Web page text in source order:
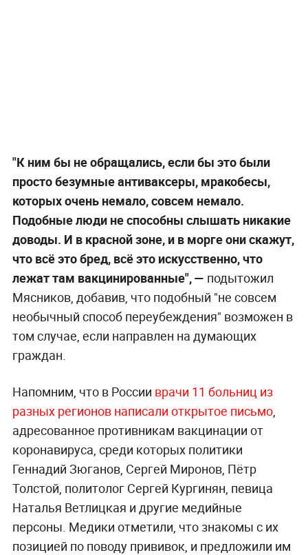
"К ним бы не обращались, если бы это были
просто безумные антиваксеры, мракобесы,
которых очень немало, совсем немало.
Подобные люди не способны слышать никакие
доводы. И в красной зоне, и в морге они скажут,
что всё это бред, всё это искусственно, что
лежат там вакцинированные", — подытожил
Мясников, добавив, что подобный "не совсем
необычный способ переубеждения" возможен в
том случае, если направлен на думающих
граждан.
Напомним, что в России врачи 11 больниц из
разных регионов написали открытое письмо,
адресованное противникам вакцинации от
коронавируса, среди которых политики
Геннадий Зюганов, Сергей Миронов, Пётр
Толстой, политолог Сергей Кургинян, певица
Наталья Ветлицкая и другие медийные
персоны. Медики отметили, что знакомы с их
позицией по поводу прививок, и предложили им